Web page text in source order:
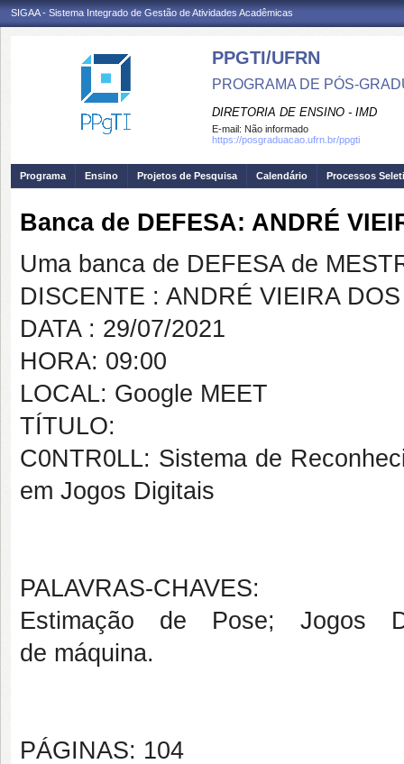
SIGAA - Sistema Integrado de Gestão de Atividades Acadêmicas
PPGTI/UFRN
PROGRAMA DE PÓS-
DIRETORIA DE ENSINO - IMD
E-mail: Não informado
https://posgraduacao.ufrn.br/ppgti
Programa Ensino Projetos de Pesquisa Calendário Processos
Banca de DEFESA: ANDRÉ
Uma banca de DEFESA de
DISCENTE : ANDRÉ VIEIRA
DATA : 29/07/2021
HORA: 09:00
LOCAL: Google MEET
TÍTULO:
C0NTR0LL: Sistema de
em Jogos Digitais
PALAVRAS-CHAVES:
Estimação de Pose; Jogos
de máquina.
PÁGINAS: 104